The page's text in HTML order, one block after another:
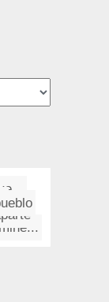
...
p...